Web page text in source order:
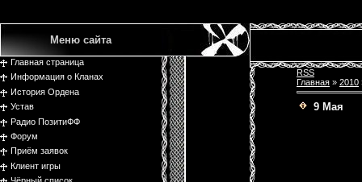
Меню сайта
Главная страница
Информация о Кланах
История Ордена
Устав
Радио ПозитиФФ
Форум
Приём заявок
Клиент игры
RSS
Главная » 2010
9 Мая